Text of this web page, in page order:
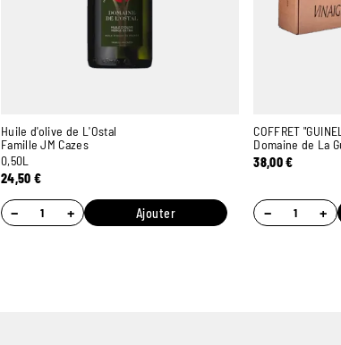
Huile d'olive de L'Ostal
Famille JM Cazes
0,50L
24,50€
− + Ajouter
COFFRET
Domaine de La
38,00€
− +